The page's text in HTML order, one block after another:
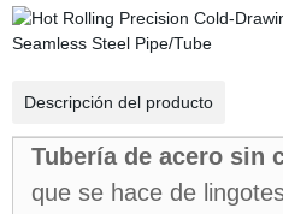
Descripción del producto
Tubería de acero sin
que se hace de